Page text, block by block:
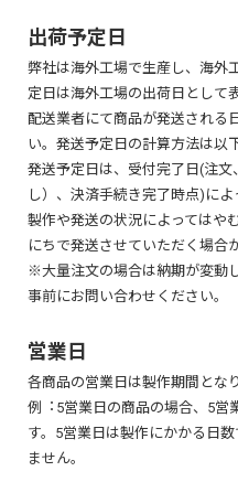
作業サイズ(外側の余裕)：ご注
しを加えたデータサイズ
仕上がりサイズ：実際に印
ズ
安全領域(内側の余裕)：ご注
裁断において安全な範囲
※ 塗り足し：裁断時に必ず起こり
めに確保した部分のことです。
※ データは必ず作業サイズで作成
※ 背景色があるデザインを配置す
しっかり埋めてください。
発色が良く、カラー印刷がよく映え
コートと同じ質感で、厚みのある
表面に光沢があり発色が良いため
② ツヤ(グロス)PP加工はツルツル
マットPP加工はマット調で落ち
出荷予定日
弊社は海外工場で生産し、海外
定日は海外工場の出荷日として
配送業者にて商品が発送される
い。発送予定日の計算方法は以
発送予定日は、受付完了日(注
し）、決済手続き完了時点)によ
製作や発送の状況によってはや
にちで発送させていただく場合
※大量注文の場合は納期が変動
事前にお問い合わせください。
営業日
各商品の営業日は製作期間となり
例︓5営業日の商品の場合、5営
す。5営業日は製作にかかる日
ません。